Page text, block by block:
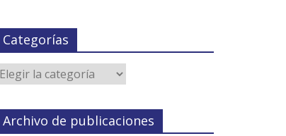
Categorías
Archivo de publicaciones